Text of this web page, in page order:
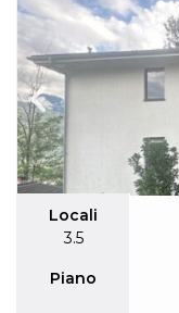
Locali
3.5
Piano